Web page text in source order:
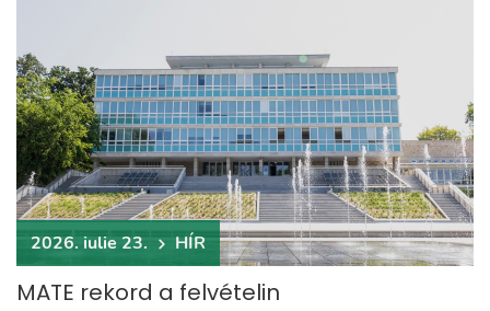
2026. iulie 23. HÍR
MATE rekord a felvételin